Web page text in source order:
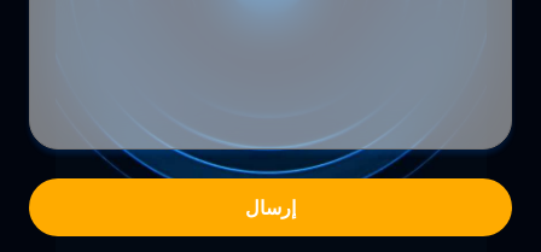
إرسال